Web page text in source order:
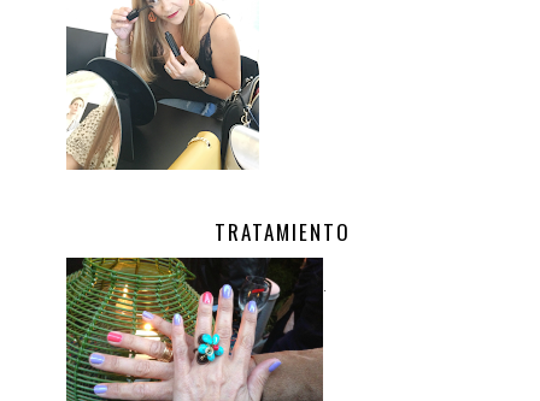
TRATAMIENTO
.